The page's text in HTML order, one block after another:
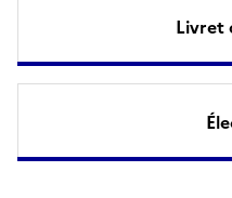
Livret